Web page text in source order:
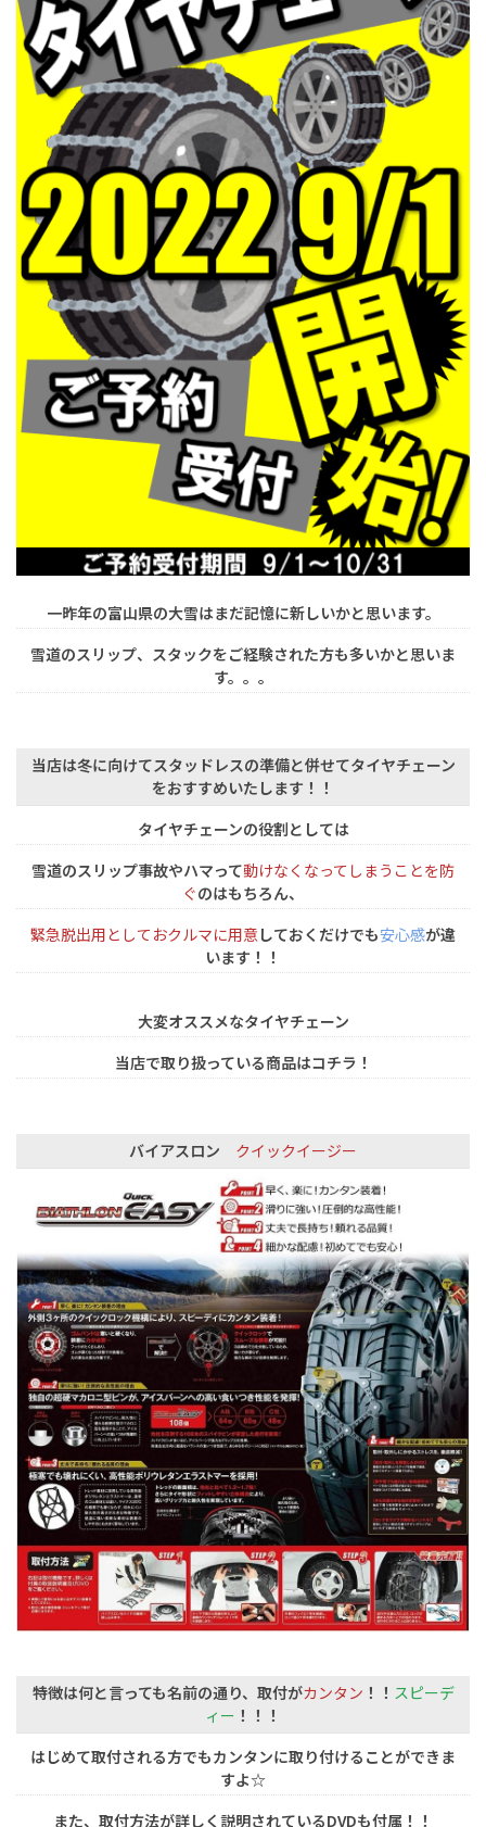
一昨年の富山県の大雪はまだ記憶に新しいかと思います。
雪道のスリップ、スタックをご経験された方も多いかと思いま
す。。。
当店は冬に向けてスタッドレスの準備と併せてタイヤチェーン
をおすすめいたします！！
タイヤチェーンの役割としては
雪道のスリップ事故やハマって動けなくなってしまうことを防
ぐのはもちろん、
緊急脱出用としておクルマに用意 しておくだけでも安心感が違
います！！
大変オススメなタイヤチェーン
当店で取り扱っている商品はコチラ！
バイアスロン クイックイージー
特徴は何と言っても名前の通り、取付がカンタン ！！ スピーデ
ィー ！！！
はじめて取付される方でもカンタンに取り付けることができま
すよ☆
また、取付方法が詳しく説明されているDVDも付属！！